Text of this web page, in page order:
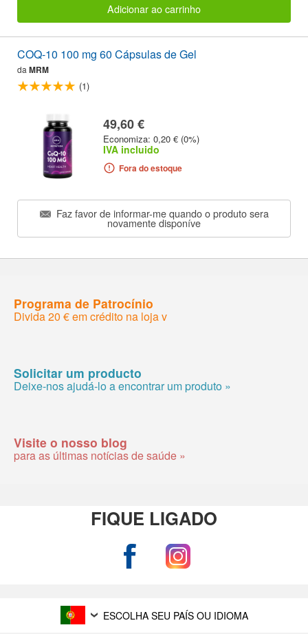
Adicionar ao carrinho
COQ-10 100 mg 60 Cápsulas de Gel
da MRM
(1)
49,60 €
Economiza: 0,20 € (0%)
IVA incluido
Fora do estoque
Faz favor de informar-me quando o produto sera
novamente disponíve
Programa de Patrocínio
Divida 20 € em crédito na loja v
Solicitar um producto
Deixe-nos ajudá-lo a encontrar um produto »
Visite o nosso blog
para as últimas notícias de saúde »
FIQUE LIGADO
ESCOLHA SEU PAÍS OU IDIOMA